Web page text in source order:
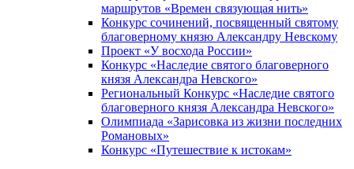
маршрутов «Времен связующая нить»
Конкурс сочинений, посвященный святому
благоверному князю Александру Невскому
Проект «У восхода России»
Конкурс «Наследие святого благоверного
князя Александра Невского»
Региональный Конкурс «Наследие святого
благоверного князя Александра Невского»
Олимпиада «Зарисовка из жизни последних
Романовых»
Конкурс «Путешествие к истокам»